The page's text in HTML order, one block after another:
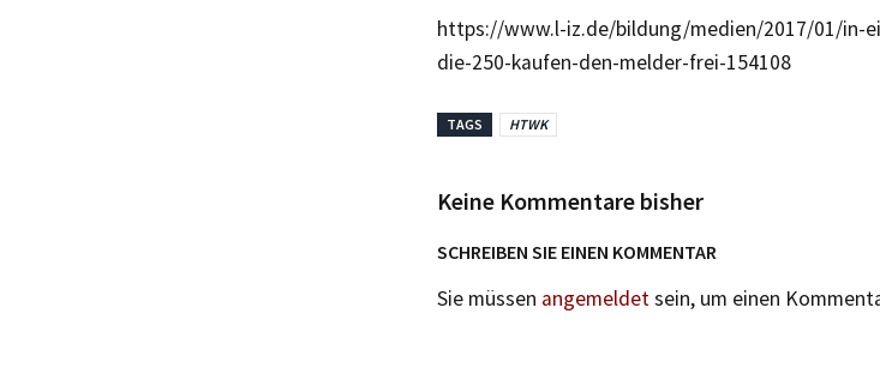
https://www.l-iz.de/bildung/medien/2017/01/in-
die-250-kaufen-den-melder-frei-154108
TAGS HTWK
Keine Kommentare bisher
SCHREIBEN SIE EINEN KOMMENTAR
Sie müssen angemeldetsein, um einen